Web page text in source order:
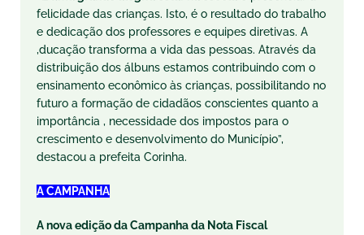
felicidade das crianças. Isto, é o resultado do trabalho
e dedicação dos professores e equipes diretivas. A
,ducação transforma a vida das pessoas. Através da
distribuição dos álbuns estamos contribuindo com o
ensinamento econômico às crianças, possibilitando no
futuro a formação de cidadãos conscientes quanto a
importância , necessidade dos impostos para o
crescimento e desenvolvimento do Município”,
destacou a prefeita Corinha.
A CAMPANHA
A nova edição da Campanha da Nota Fiscal